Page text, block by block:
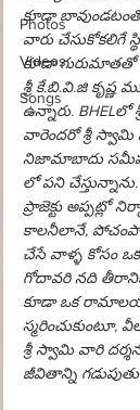
Photos
Videos
Songs
కూడా
వారు చేసుకోకలిగే
కూడా గురుమాతతో
శ్రీ కే.బి.వి.జి కృష్ణ
ఉన్నారు. BHELలో
వారెందరో శ్రీ స్వామి
నిజామాబాదు
లో పని
ప్రాజెక్టు అప్పట్లో
కాలనీలానే,
చేసే వాళ్ళ కోసం
గోదావరి నది
కూడా ఒక
స్మరించుకుంటూ,
శ్రీ స్వామి వారి
జీవితాన్ని